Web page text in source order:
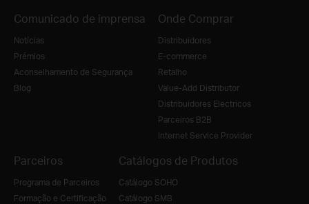
Comunicado de imprensa
Notícias
Prémios
Aconselhamento de Segurança
Blog
Onde Comprar
Distribuidores
E-commerce
Retalho
Value-Add Distributor
Distribuidores Electricos
Parceiros B2B
Internet Service Provider
Parceiros
Programa de Parceiros
Formação e Certificação
Catálogos de Produtos
Catálogo SOHO
Catálogo SMB